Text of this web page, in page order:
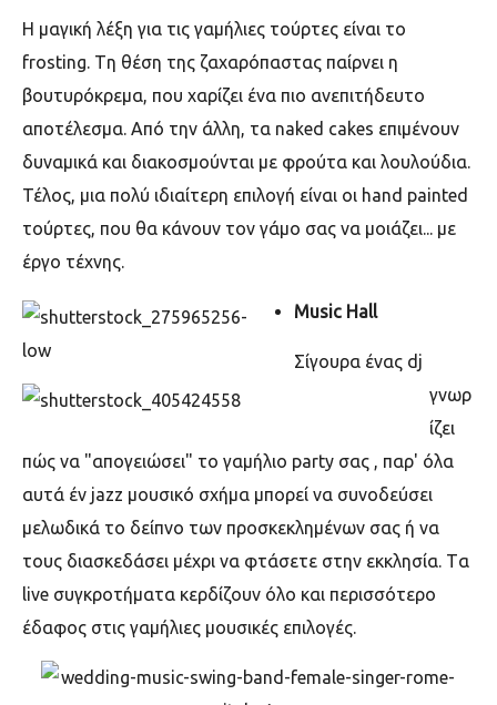
H μαγική λέξη για τις γαμήλιες τούρτες είναι το
frosting. Tη θέση της ζαχαρόπαστας παίρνει η
βουτυρόκρεμα, που χαρίζει ένα πιο ανεπιτήδευτο
αποτέλεσμα. Από την άλλη, τα naked cakes επιμένουν
δυναμικά και διακοσμούνται με φρούτα και λουλούδια.
Τέλος, μια πολύ ιδιαίτερη επιλογή είναι οι hand painted
τούρτες, που θα κάνουν τον γάμο σας να μοιάζει... με
έργο τέχνης.
Μusic Hall
Σίγουρα ένας dj
γνωρ
ίζει
πώς να "απογειώσει" το γαμήλιο party σας , παρ' όλα
αυτά έν jazz μουσικό σχήμα μπορεί να συνοδεύσει
μελωδικά το δείπνο των προσκεκλημένων σας ή να
τους διασκεδάσει μέχρι να φτάσετε στην εκκλησία. Tα
live συγκροτήματα κερδίζουν όλο και περισσότερο
έδαφος στις γαμήλιες μουσικές επιλογές.